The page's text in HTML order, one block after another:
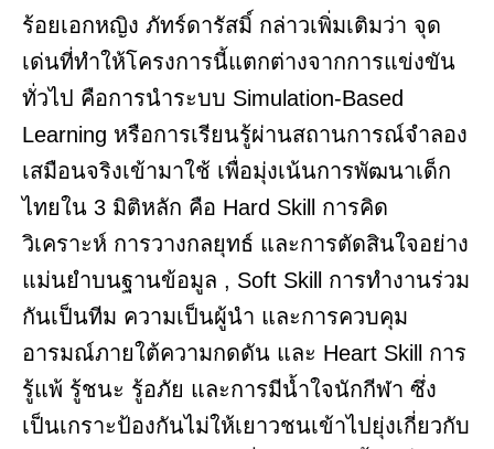
ร้อยเอกหญิง ภัทร์ดารัสมิ์ กล่าวเพิ่มเติมว่า จุด
เด่นที่ทำให้โครงการนี้แตกต่างจากการแข่งขัน
ทั่วไป คือการนำระบบ Simulation-Based
Learning หรือการเรียนรู้ผ่านสถานการณ์จำลอง
เสมือนจริงเข้ามาใช้ เพื่อมุ่งเน้นการพัฒนาเด็ก
ไทยใน 3 มิติหลัก คือ Hard Skill การคิด
วิเคราะห์ การวางกลยุทธ์ และการตัดสินใจอย่าง
แม่นยำบนฐานข้อมูล , Soft Skill การทำงานร่วม
กันเป็นทีม ความเป็นผู้นำ และการควบคุม
อารมณ์ภายใต้ความกดดัน และ Heart Skill การ
รู้แพ้ รู้ชนะ รู้อภัย และการมีน้ำใจนักกีฬา ซึ่ง
เป็นเกราะป้องกันไม่ให้เยาวชนเข้าไปยุ่งเกี่ยวกับ